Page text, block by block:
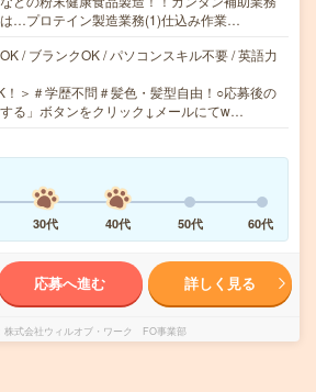
…プロテイン製造業務(1)仕込み作業…
/ ブランクOK / パソコンスキル不要 / 英語力
！＞＃学歴不問＃髪色・髪型自由！○応募後の
る」ボタンをクリック↓メールにてw…
30代 40代 50代 60代
応募へ進む 詳しく見る
株式会社ウィルオブ・ワーク FO事業部